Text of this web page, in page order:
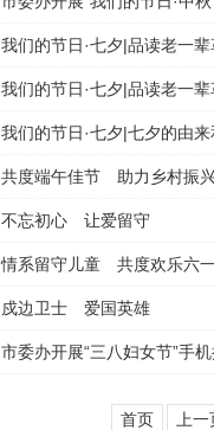
我们的节日·七夕|品读老一
我们的节日·七夕|品读老一
我们的节日·七夕|七夕的由
共度端午佳节 助力乡村振
不忘初心 让爱留守
情系留守儿童 共度欢乐六
戍边卫士 爱国英雄
市委办开展“三八妇女节”手
首页 上